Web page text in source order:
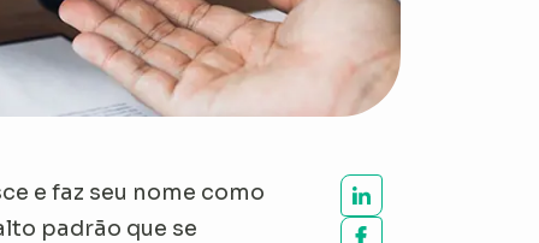
e faz seu nome como
padrão que se